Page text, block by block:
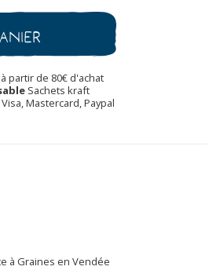
à partir de 80€ d'achat
Sachets kraft
Visa, Mastercard, Paypal
à Graines en Vendée